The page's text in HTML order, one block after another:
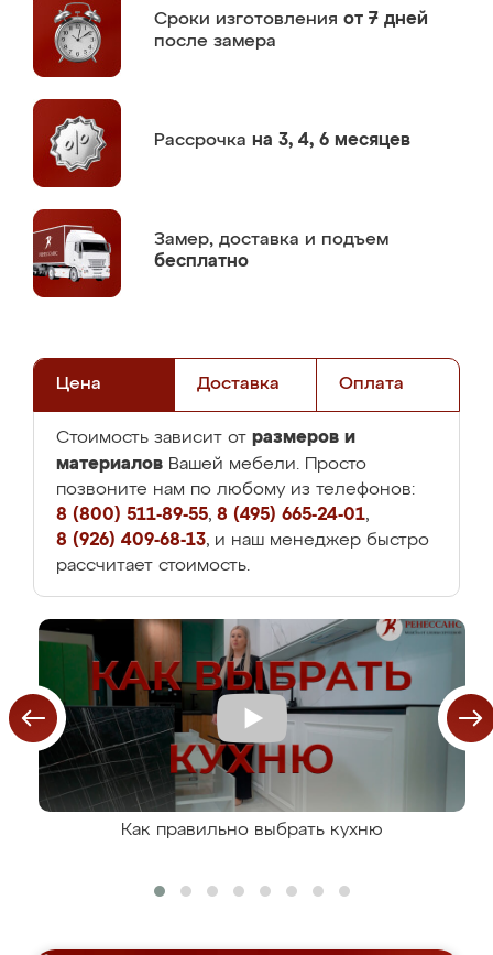
Сроки изготовления от 7 дней
после замера
Рассрочка на 3, 4, 6 месяцев
Замер, доставка и подъем
бесплатно
Цена Доставка Оплата
Стоимость зависит от размеров и
материалов Вашей мебели. Просто
позвоните нам по любому из телефонов:
8 (800) 511-89-55, 8 (495) 665-24-01,
8 (926) 409-68-13, и наш менеджер быстро
рассчитает стоимость.
Как правильно выбрать кухню